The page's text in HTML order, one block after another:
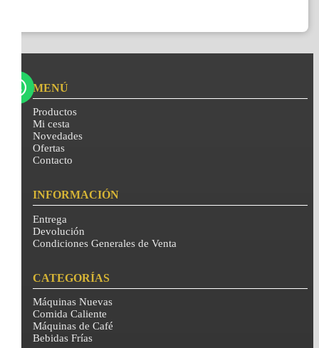
MENÚ
Productos
Mi cesta
Novedades
Ofertas
Contacto
INFORMACIÓN
Entrega
Devolución
Condiciones Generales de Venta
CATEGORÍAS
Máquinas Nuevas
Comida Caliente
Máquinas de Café
Bebidas Frías